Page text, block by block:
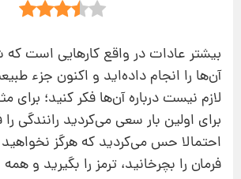
بیشتر عادات در واقع کارهایی است که
آن‌ها را انجام داده‌اید و اکنون جزء
لازم نیست درباره‌ آن‌ها فکر کنید؛ برای
برای اولین بار سعی می‌کردید رانندگی را
احتمالا حس می‌کردید که هرگز
فرمان را بچرخانید، ترمز را بگیرید و همه‌